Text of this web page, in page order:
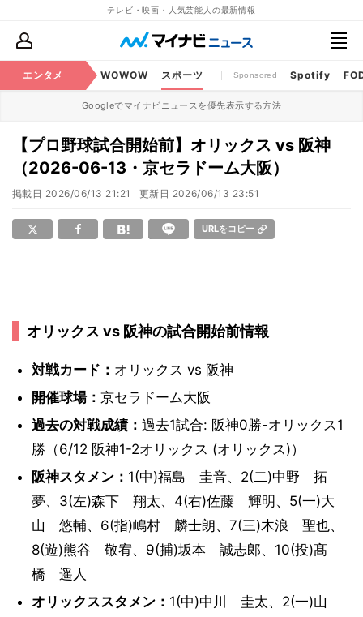
テレビ・映画・人気芸能人の最新情報
エンタメ
・CS番組 WOWOW スポーツ Sponsored Spotify
Googleでマイナビニュースを優先表示する方法
【プロ野球試合開始前】オリックス vs 阪神
（2026-06-13・京セラドーム大阪）
掲載日 2026/06/13 21:21 更新日 2026/06/13 23:51
URLをコピー
オリックス vs 阪神の試合開始前情報
対戦カード： オリックス vs 阪神
開催球場： 京セラドーム大阪
過去の対戦成績： 過去1試合: 阪神0勝-オリックス1
勝（6/12 阪神1-2オリックス (オリックス)）
阪神スタメン： 1(中)福島 圭音、2(二)中野 拓
夢、3(左)森下 翔太、4(右)佐藤 輝明、5(一)大
山 悠輔、6(指)嶋村 麟士朗、7(三)木浪 聖也、
8(遊)熊谷 敬宥、9(捕)坂本 誠志郎、10(投)髙
橋 遥人
オリックススタメン： 1(中)中川 圭太、2(一)山